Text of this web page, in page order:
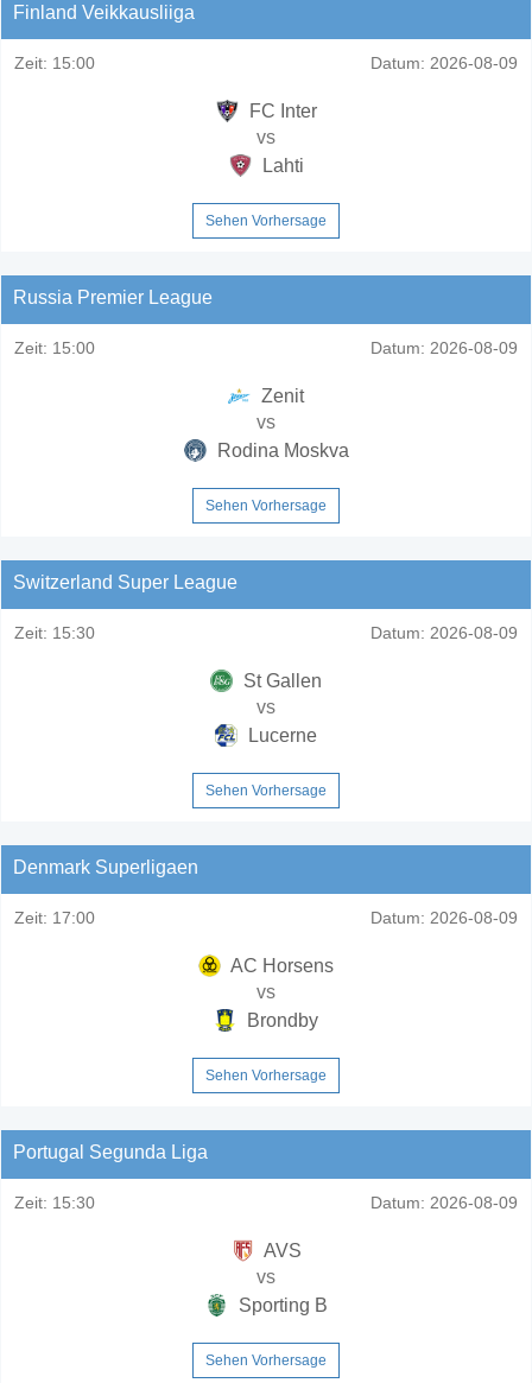
Finland Veikkausliiga
Zeit: 15:00 Datum: 2026-08-09
FC Inter
vs
Lahti
Sehen Vorhersage
Russia Premier League
Zeit: 15:00 Datum: 2026-08-09
Zenit
vs
Rodina Moskva
Sehen Vorhersage
Switzerland Super League
Zeit: 15:30 Datum: 2026-08-09
St Gallen
vs
Lucerne
Sehen Vorhersage
Denmark Superligaen
Zeit: 17:00 Datum: 2026-08-09
AC Horsens
vs
Brondby
Sehen Vorhersage
Portugal Segunda Liga
Zeit: 15:30 Datum: 2026-08-09
AVS
vs
Sporting B
Sehen Vorhersage